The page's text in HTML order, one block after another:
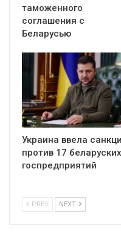
таможенного
соглашения с
Беларусью
Украина ввела
против 17 беларуских
госпредприятий
PREV NEXT